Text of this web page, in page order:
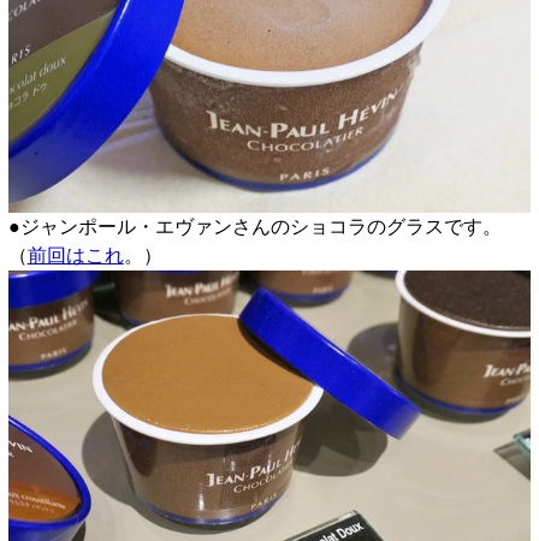
●ジャンポール・エヴァンさんのショコラのグラスです。
（前回はこれ。）